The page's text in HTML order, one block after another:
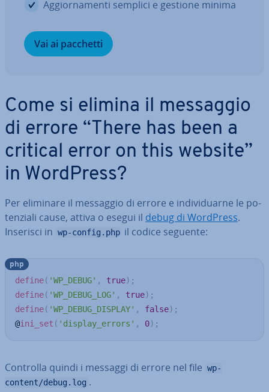
Ag­gior­na­men­ti semplici e gestione minima
Vai ai pacchetti
Come si elimina il messaggio
di errore “There has been a
critical error on this website”
in WordPress?
Per eliminare il messaggio di errore e in­di­vi­duar­ne le po­
ten­zia­li cause, attiva o esegui il debug di WordPress.
Inserisci in wp-config.php il codice seguente:
define( 'WP_DEBUG' , true) ;
define( 'WP_DEBUG_LOG' , true) ;
define( 'WP_DEBUG_DISPLAY' , false) ;
@ini_set ( 'display_errors' , 0) ;
php
Controlla quindi i messaggi di errore nel file wp-
content/debug.log .